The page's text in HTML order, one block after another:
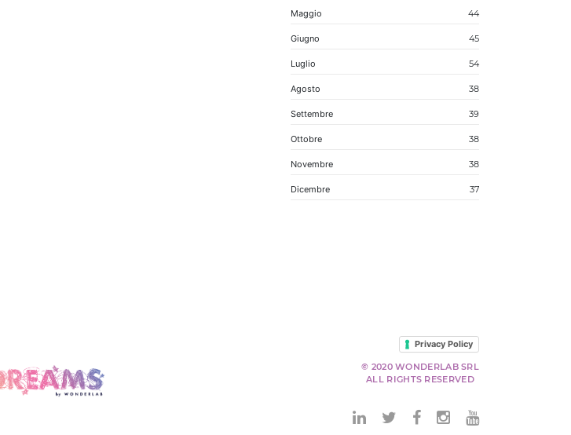
Maggio 44
Giugno 45
Luglio 54
Agosto 38
Settembre 39
Ottobre 38
Novembre 38
Dicembre 37
Privacy Policy
© 2020 WONDERLAB SRL
ALL RIGHTS RESERVED